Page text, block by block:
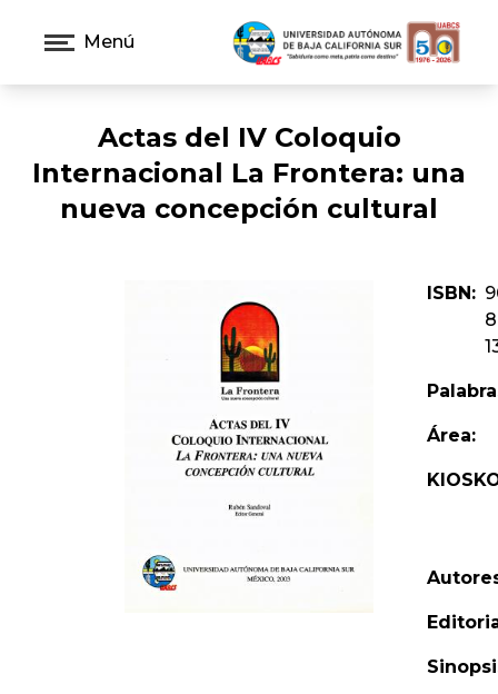
Menú
Actas del IV Coloquio
Internacional La Frontera: una
nueva concepción cultural
ISBN:
Área: